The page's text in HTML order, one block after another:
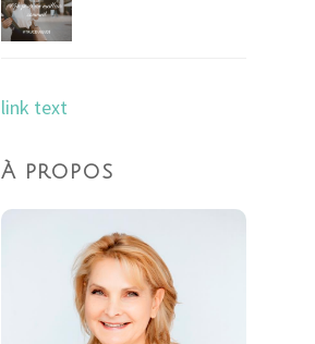
link text
À propos